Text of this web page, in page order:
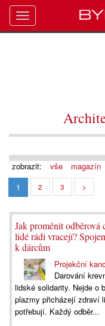
zobrazit: vše magazín
1
2 3 >
Jak proměnit odběrová
lidé rádi vracejí?
k dárcům
Projekční
Darování
lidské solidarity. Nejde o
plazmy přicházejí zdraví
potřebují. Každý odběr...
Toggle
navigation